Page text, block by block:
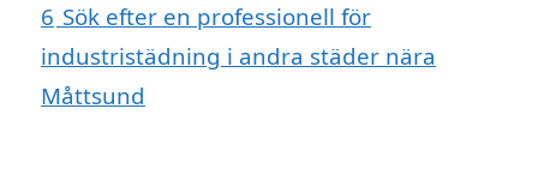
6 Sök efter en professionell för
industristädning i andra städer nära
Måttsund